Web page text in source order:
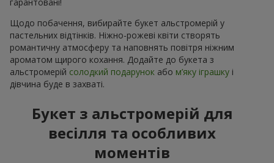
Щодо побачення, вибирайте букет альстромерій у
пастельних відтінків. Ніжно-рожеві квіти створять
романтичну атмосферу та наповнять повітря ніжним
ароматом щирого кохання. Додайте до букета з
альстромерій солодкий подарунок або м’яку іграшку і
дівчина буде в захваті.
Букет з альстромерій для
весілля та особливих
моментів